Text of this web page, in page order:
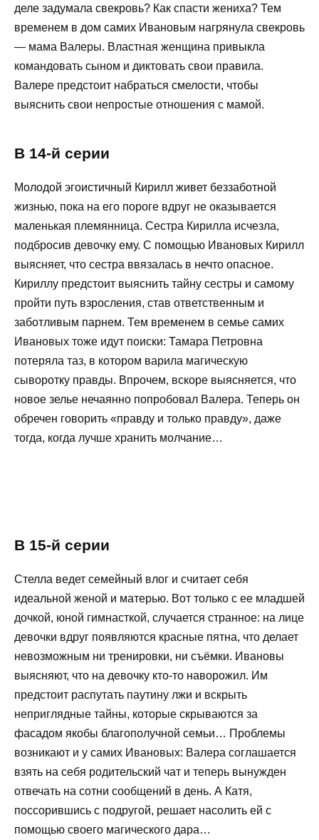
деле задумала свекровь? Как спасти жениха? Тем
временем в дом самих Ивановым нагрянула свекровь
— мама Валеры. Властная женщина привыкла
командовать сыном и диктовать свои правила.
Валере предстоит набраться смелости, чтобы
выяснить свои непростые отношения с мамой.
В 14-й серии
Молодой эгоистичный Кирилл живет беззаботной
жизнью, пока на его пороге вдруг не оказывается
маленькая племянница. Сестра Кирилла исчезла,
подбросив девочку ему. С помощью Ивановых Кирилл
выясняет, что сестра ввязалась в нечто опасное.
Кириллу предстоит выяснить тайну сестры и самому
пройти путь взросления, став ответственным и
заботливым парнем. Тем временем в семье самих
Ивановых тоже идут поиски: Тамара Петровна
потеряла таз, в котором варила магическую
сыворотку правды. Впрочем, вскоре выясняется, что
новое зелье нечаянно попробовал Валера. Теперь он
обречен говорить «правду и только правду», даже
тогда, когда лучше хранить молчание…
В 15-й серии
Стелла ведет семейный влог и считает себя
идеальной женой и матерью. Вот только с ее младшей
дочкой, юной гимнасткой, случается странное: на лице
девочки вдруг появляются красные пятна, что делает
невозможным ни тренировки, ни съёмки. Ивановы
выясняют, что на девочку кто-то наворожил. Им
предстоит распутать паутину лжи и вскрыть
неприглядные тайны, которые скрываются за
фасадом якобы благополучной семьи… Проблемы
возникают и у самих Ивановых: Валера соглашается
взять на себя родительский чат и теперь вынужден
отвечать на сотни сообщений в день. А Катя,
поссорившись с подругой, решает насолить ей с
помощью своего магического дара…